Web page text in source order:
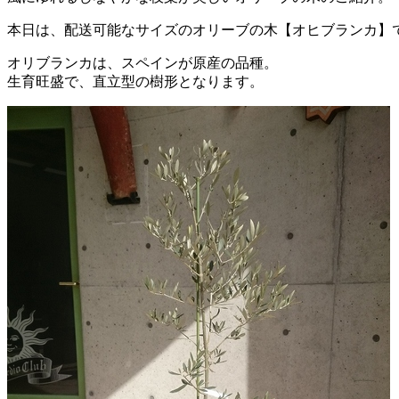
本日は、配送可能なサイズのオリーブの木【オヒブランカ】
オリブランカは、スペインが原産の品種。
生育旺盛で、直立型の樹形となります。